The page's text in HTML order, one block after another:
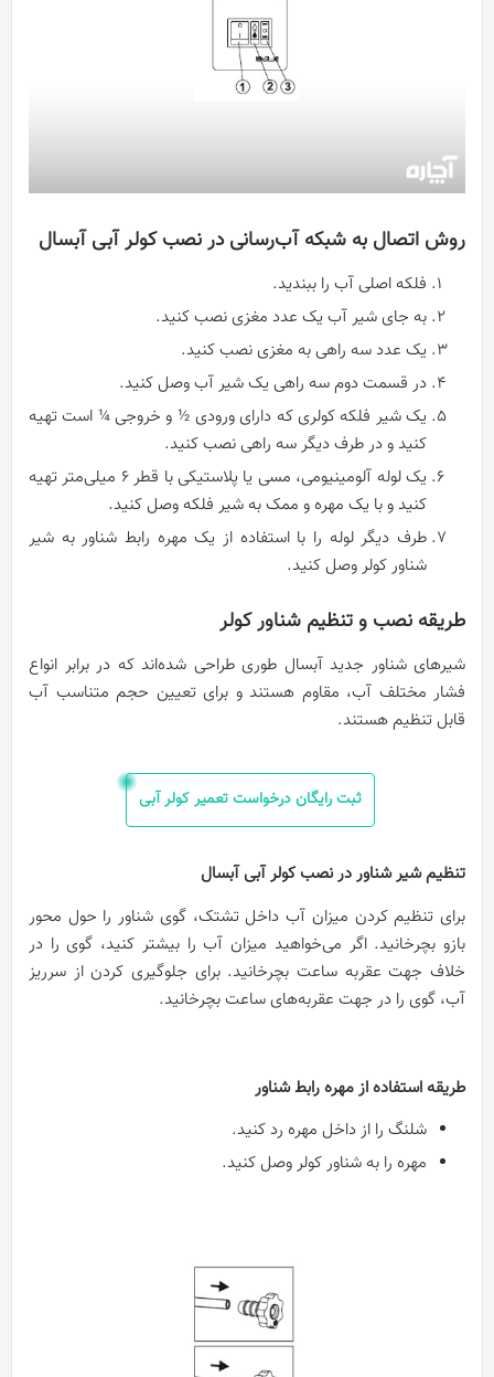
روش اتصال به شبکه آب‌رسانی در نصب کولر آبی آبسال
فلکه اصلی آب را ببندید.
به جای شیر آب یک عدد مغزی نصب کنید.
یک عدد سه راهی به مغزی نصب کنید.
در قسمت دوم سه راهی یک شیر آب وصل کنید.
یک شیر فلکه کولری که دارای ورودی ½ و خروجی ¼ است تهیه
کنید و در طرف دیگر سه راهی نصب کنید.
یک لوله آلومینیومی، مسی یا پلاستیکی با قطر 6 میلی‌متر تهیه
کنید و با یک مهره و ممک به شیر فلکه وصل کنید.
طرف دیگر لوله را با استفاده از یک مهره رابط شناور به شیر
شناور کولر وصل کنید.
طریقه نصب و تنظیم شناور کولر
شیرهای شناور جدید آبسال طوری طراحی شده‌اند که در برابر انواع
فشار مختلف آب، مقاوم هستند و برای تعیین حجم متناسب آب
قابل تنظیم هستند.
ثبت رایگان درخواست تعمیر کولر آبی
تنظیم شیر شناور در نصب کولر آبی آبسال
برای تنظیم کردن میزان آب داخل تشتک، گوی شناور را حول محور
بازو بچرخانید. اگر می‌خواهید میزان آب را بیشتر کنید، گوی را در
خلاف جهت عقربه ساعت بچرخانید. برای جلوگیری کردن از سرریز
آب، گوی را در جهت عقربه‌های ساعت بچرخانید.
طریقه استفاده از مهره رابط شناور
شلنگ را از داخل مهره رد کنید.
مهره را به شناور کولر وصل کنید.